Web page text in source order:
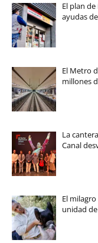
El plan
ayudas
El Metro
millones
La
Canal
El
unidad